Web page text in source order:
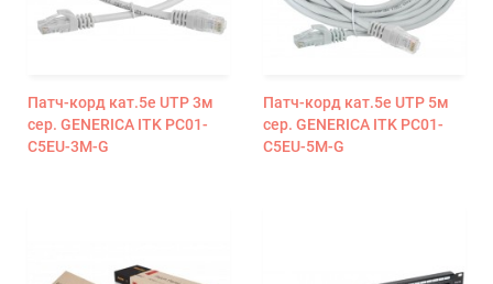
Патч-корд кат.5е UTP 3м
сер. GENERICA ITK PC01-
C5EU-3M-G
Патч-корд кат.5е UTP 5м
сер. GENERICA ITK PC01-
C5EU-5M-G